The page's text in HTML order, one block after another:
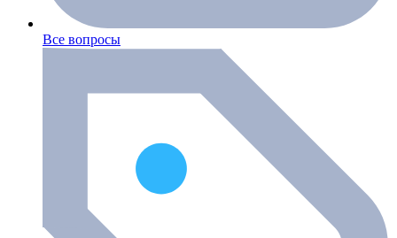
Все вопросы